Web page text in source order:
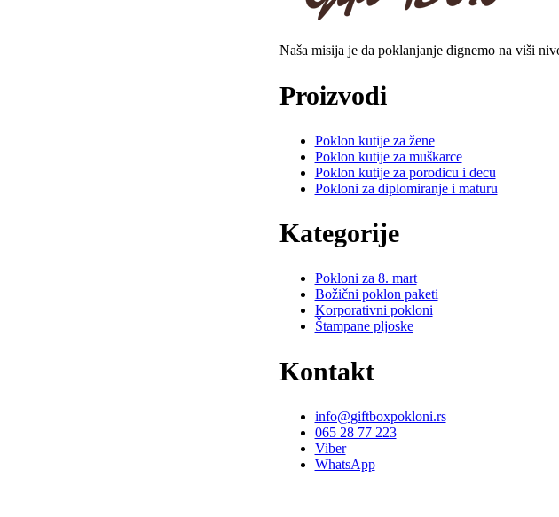
Naša misija je da poklanjanje dignemo na viši
Proizvodi
Poklon kutije za žene
Poklon kutije za muškarce
Poklon kutije za porodicu i decu
Pokloni za diplomiranje i maturu
Kategorije
Pokloni za 8. mart
Božični poklon paketi
Korporativni pokloni
Štampane pljoske
Kontakt
info@giftboxpokloni.rs
065 28 77 223
Viber
WhatsApp